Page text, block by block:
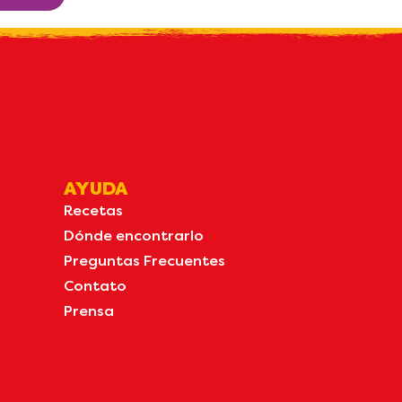
AYUDA
Recetas
Dónde encontrarlo
Preguntas Frecuentes
Contato
Prensa